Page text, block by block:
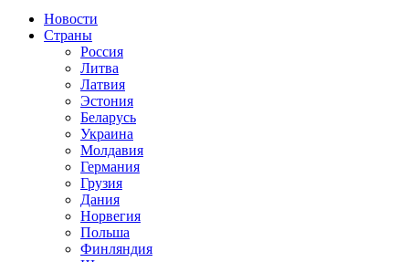
Новости
Страны
Россия
Литва
Латвия
Эстония
Беларусь
Украина
Молдавия
Германия
Грузия
Дания
Норвегия
Польша
Финляндия